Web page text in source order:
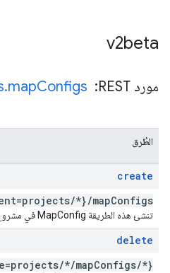
v2beta
مورد REST: ‏ .mapConfigs
الطُرق
create
/*}/mapConfigs
تنشئ هذه الطريقة MapConfig في مشروع.
delete
/*/mapConfigs/*}